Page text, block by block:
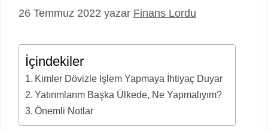
26 Temmuz 2022 yazar Finans Lordu
İçindekiler
Kimler Dövizle İşlem Yapmaya İhtiyaç Duyar
Yatırımlarım Başka Ülkede, Ne Yapmalıyım?
Önemli Notlar